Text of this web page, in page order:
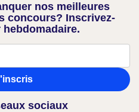
nos meilleures
concours? Inscrivez-
sociaux